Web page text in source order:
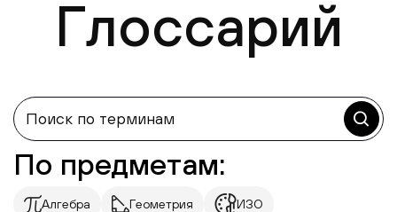
Глоссарий
По предметам:
Алгебра Геометрия ИЗО